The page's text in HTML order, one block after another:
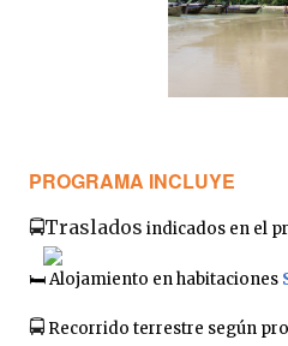
PROGRAMA INCLUYE
🚍Traslados indicados en el
🛏️Alojamiento en habitaciones
🚍 Recorrido terrestre según